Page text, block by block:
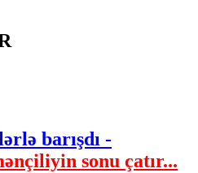
barışdı -
sonu çatır...